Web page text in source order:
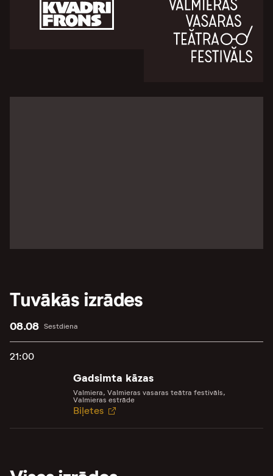
Tuvākās izrādes
Sestdiena
08.08
21:00
Gadsimta kāzas
Valmiera, Valmieras vasaras teātra festivāls,
Valmieras estrāde
Biļetes